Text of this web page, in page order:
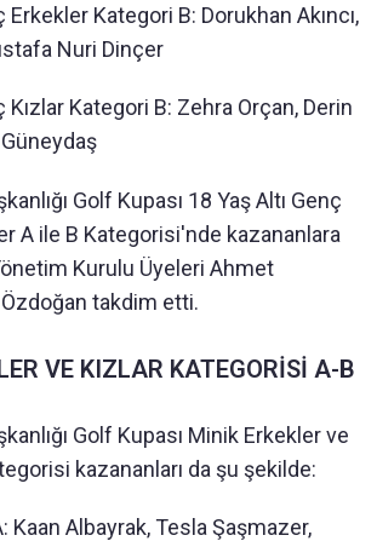
Erkekler Kategori B: Dorukhan Akıncı,
Nuri Dinçer
Kızlar Kategori B: Zehra Orçan, Derin
Golf Kupası 18 Yaş Altı Genç
A ile B Kategorisi'nde kazananlara
Kurulu Üyeleri Ahmet
takdim etti.
VE KIZLAR KATEGORİSİ A-B
Golf Kupası Minik Erkekler ve
kazananları da şu şekilde:
Kaan Albayrak, Tesla Şaşmazer,